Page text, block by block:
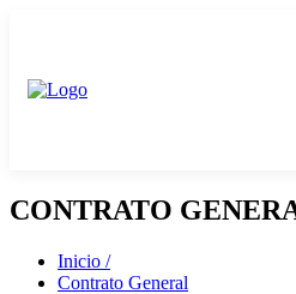
CONTRATO
Inicio /
Contrato General